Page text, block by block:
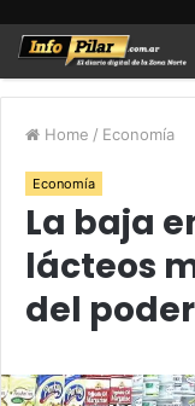
Home / Economía
Economía
La baja
lácteos
del